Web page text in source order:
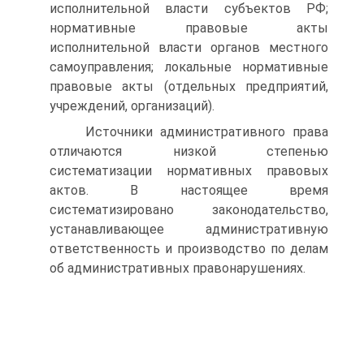
исполнительной власти субъектов РФ;
нормативные правовые акты
исполнительной власти органов местного
самоуправления; локальные нормативные
правовые акты (отдельных предприятий,
учреждений, организаций).
Источники административного права
отличаются низкой степенью
систематизации нормативных правовых
актов. В настоящее время
систематизировано законодательство,
устанавливающее административную
ответственность и производство по делам
об административных правонарушениях.